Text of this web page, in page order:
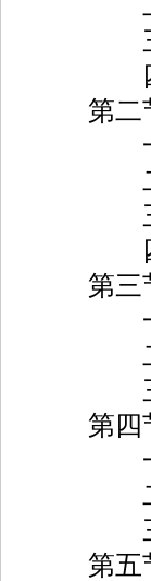
二、
三、
四、
第二节
一、
二、
三、
四、
第三节
一、
二、
三、
第四节
一、
二、
三、
第五节